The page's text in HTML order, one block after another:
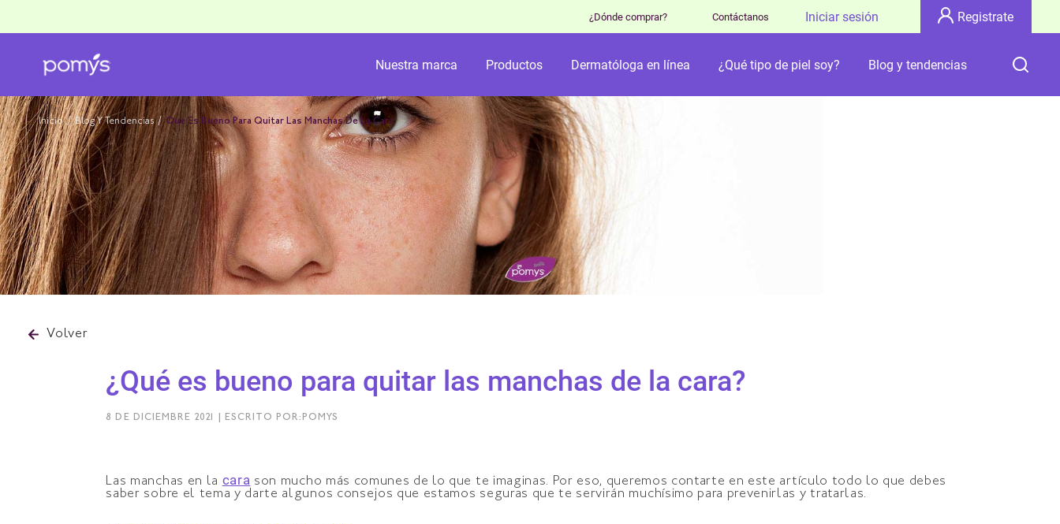
¿Dónde comprar? Contáctanos Iniciar sesión Registrate
Nuestra marca Productos Dermatóloga en línea ¿Qué tipo de piel soy? Blog y tendencias
Inicio / Blog Y Tendencias / Que Es Bueno Para Quitar Las Manchas De La Cara
Volver
¿Qué es bueno para quitar las manchas de la cara?
8 DE DICIEMBRE 2021 | ESCRITO POR:POMYS
Las manchas en la cara son mucho más comunes de lo que te imaginas. Por eso, queremos contarte en este artículo todo lo que debes
saber sobre el tema y darte algunos consejos que estamos seguras que te servirán muchísimo para prevenirlas y tratarlas.